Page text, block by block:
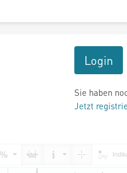
Login
Sie haben
Jetzt